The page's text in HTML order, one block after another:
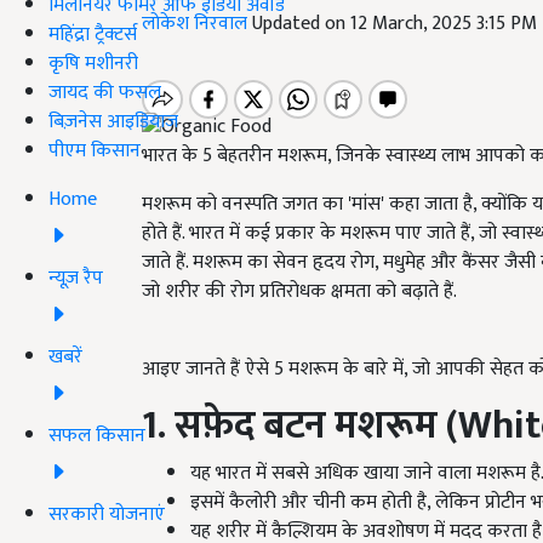
महिंद्रा ट्रैक्टर्स
कृषि मशीनरी
जायद की फसल
बिज़नेस आइडियाज
पीएम किसान
Home
न्यूज़ रैप
खबरें
सफल किसान
सरकारी योजनाएं
लोकेश निरवालUpdated on 12 March, 2025 3:15
भारत के 5 बेहतरीन मशरूम, जिनके स्वास्थ्य लाभ आपको
मशरूम को वनस्पति जगत का 'मांस' कहा जाता है, क्योंकि
होते हैं. भारत में कई प्रकार के मशरूम पाए जाते हैं, जो
जाते हैं. मशरूम का सेवन हृदय रोग, मधुमेह और कैंसर जैसी
जो शरीर की रोग प्रतिरोधक क्षमता को बढ़ाते हैं.
आइए जानते हैं ऐसे 5 मशरूम के बारे में, जो आपकी सेहत
1. सफ़ेद बटन मशरूम
यह भारत में सबसे अधिक खाया जाने वाला मशरूम है.
इसमें कैलोरी और चीनी कम होती है, लेकिन प्रोटीन
यह शरीर में कैल्शियम के अवशोषण में मदद करता है